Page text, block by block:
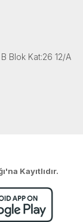
Blok Kat:26 12/A
Kayıtlıdır.